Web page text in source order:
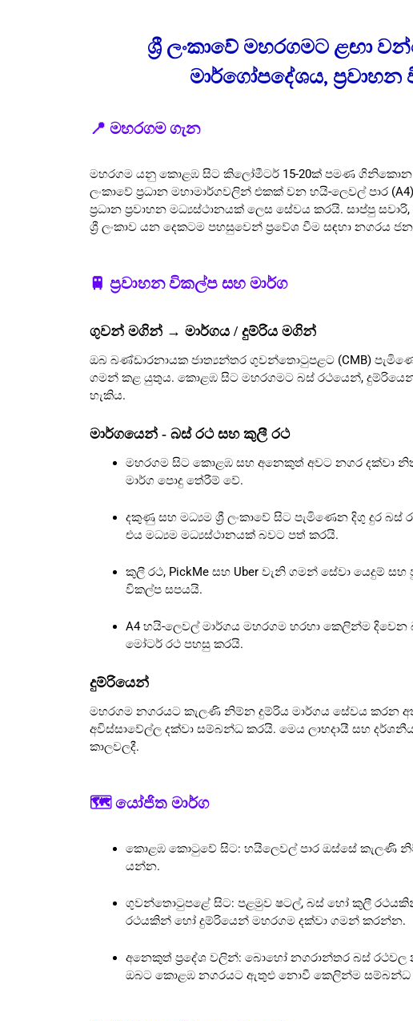
ශ්‍රී ලංකාවේ මහරගමට ළඟා
මාර්ගෝපදේශය,
📍 මහරගම ගැන
මහරගම යනු කොළඹ සිට කිලෝමීටර් 15-20ක් පමණ ගිනිකොන
ලංකාවේ ප්‍රධාන මහාමාර්ගවලින් එකක් වන හයි-ලෙවල් පාර
ප්‍රධාන ප්‍රවාහන මධ්‍යස්ථානයක් ලෙස සේවය කරයි. සාප්පු
ශ්‍රී ලංකාව යන දෙකටම පහසුවෙන් ප්‍රවේශ වීම සඳහා නගරය
🚆 ප්‍රවාහන විකල්ප සහ මාර්ග
ගුවන් මගින් → මාර්ගය / දුම්රිය මගින්
ඔබ බණ්ඩාරනායක ජාත්‍යන්තර ගුවන්තොටුපළට (CMB)
ගමන් කළ යුතුය. කොළඹ සිට මහරගමට බස් රථයෙන්,
හැකිය.
මාර්ගයෙන් - බස් රථ සහ කුලී රථ
මහරගම සිට කොළඹ සහ අනෙකුත් අවට නගර දක්වා
මාර්ග පොදු තේරීම් වේ.
දකුණු සහ මධ්‍යම ශ්‍රී ලංකාවේ සිට පැමිණෙන දිගු දුර
එය මධ්‍යම මධ්‍යස්ථානයක් බවට පත් කරයි.
කුලී රථ, PickMe සහ Uber වැනි ගමන් සේවා යෙදුම්
විකල්ප සපයයි.
A4 හයි-ලෙවල් මාර්ගය මහරගම හරහා කෙලින්ම දිවෙන
මෝටර් රථ පහසු කරයි.
දුම්රියෙන්
මහරගම නගරයට කැලණි නිම්න දුම්රිය මාර්ගය සේවය කරන
අවිස්සාවේල්ල දක්වා සම්බන්ධ කරයි. මෙය ලාභදායී සහ
කාලවලදී.
🗺 යෝජිත මාර්ග
කොළඹ කොටුවේ සිට: හයිලෙවල් පාර ඔස්සේ කැලණි
යන්න.
ගුවන්තොටුපළේ සිට: පළමුව ෂටල්, බස් හෝ කුලී
රථයකින් හෝ දුම්රියෙන් මහරගම දක්වා ගමන් කරන්න.
අනෙකුත් ප්‍රදේශ වලින්: බොහෝ නගරාන්තර බස්
ඔබට කොළඹ නගරයට ඇතුළු නොවී කෙලින්ම සම්බන්ධ